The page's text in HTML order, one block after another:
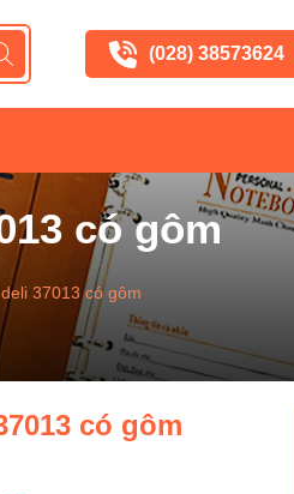
(028) 38573624
có gôm
37013 có gôm
có gôm